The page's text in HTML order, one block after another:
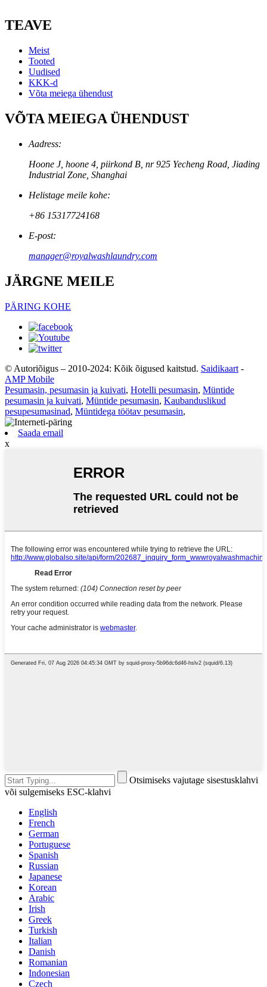
TEAVE
Meist
Tooted
Uudised
KKK-d
Võta meiega ühendust
VÕTA MEIEGA ÜHENDUST
Aadress:
Hoone J, hoone 4, piirkond B, nr 925 Yecheng Road, Jiading
Industrial Zone, Shanghai
Helistage meile kohe:
+86 15317724168
E-post:
manager@royalwashlaundry.com
JÄRGNE MEILE
PÄRING KOHE
© Autoriõigus – 2010-2024: Kõik õigused kaitstud. Saidikaart -
AMP Mobile
Pesumasin, pesumasin ja kuivati, Hotelli pesumasin, Müntide
pesumasin ja kuivati, Müntide pesumasin, Kaubanduslikud
pesupesumasinad, Müntidega töötav pesumasin,
Saada email
x
Otsimiseks vajutage sisestusklahvi
või sulgemiseks ESC-klahvi
English
French
German
Portuguese
Spanish
Russian
Japanese
Korean
Arabic
Irish
Greek
Turkish
Italian
Danish
Romanian
Indonesian
Czech